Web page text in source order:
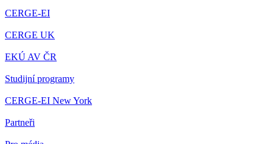
CERGE-EI
CERGE UK
EKÚ AV ČR
Studijní programy
CERGE-EI New York
Partneři